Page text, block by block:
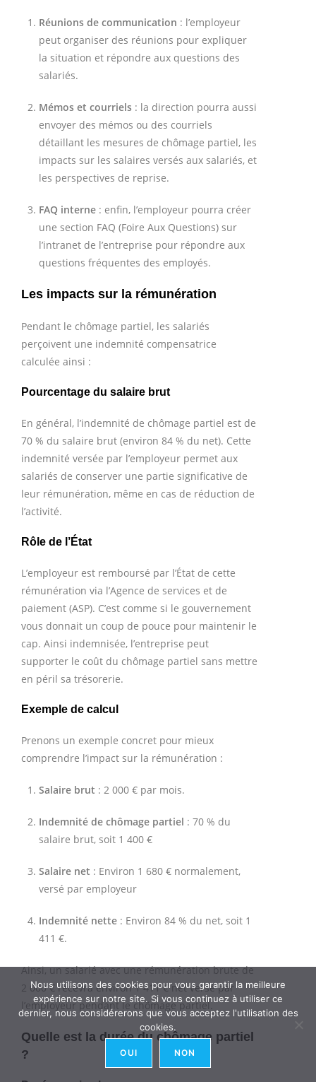
Réunions de communication : l’employeur
peut organiser des réunions pour expliquer
la situation et répondre aux questions des
salariés.
Mémos et courriels : la direction pourra aussi
envoyer des mémos ou des courriels
détaillant les mesures de chômage partiel, les
impacts sur les salaires versés aux salariés, et
les perspectives de reprise.
FAQ interne : enfin, l’employeur pourra créer
une section FAQ (Foire Aux Questions) sur
l’intranet de l’entreprise pour répondre aux
questions fréquentes des employés.
Les impacts sur la rémunération
Pendant le chômage partiel, les salariés
perçoivent une indemnité compensatrice
calculée ainsi :
Pourcentage du salaire brut
En général, l’indemnité de chômage partiel est de
70 % du salaire brut (environ 84 % du net). Cette
indemnité versée par l’employeur permet aux
salariés de conserver une partie significative de
leur rémunération, même en cas de réduction de
l’activité.
Rôle de l’État
L’employeur est remboursé par l’État de cette
rémunération via l’Agence de services et de
paiement (ASP). C’est comme si le gouvernement
vous donnait un coup de pouce pour maintenir le
cap. Ainsi indemnisée, l’entreprise peut
supporter le coût du chômage partiel sans mettre
en péril sa trésorerie.
Exemple de calcul
Prenons un exemple concret pour mieux
comprendre l’impact sur la rémunération :
Salaire brut : 2 000 € par mois.
Indemnité de chômage partiel : 70 % du
salaire brut, soit 1 400 €
Salaire net : Environ 1 680 € normalement,
versé par employeur
Indemnité nette : Environ 84 % du net, soit 1
411 €.
Ainsi, un salarié avec une rémunération brute de
2 000 € recevra environ 1 411 € net versé par
l’employeur pendant le chômage partiel.
Quelle est la durée du chômage partiel
?
Nous utilisons des cookies pour vous garantir la meilleure
expérience sur notre site. Si vous continuez à utiliser ce
dernier, nous considérerons que vous acceptez l'utilisation des
cookies.
OUI NON